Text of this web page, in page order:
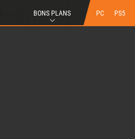
BONS PLANS PC PS5